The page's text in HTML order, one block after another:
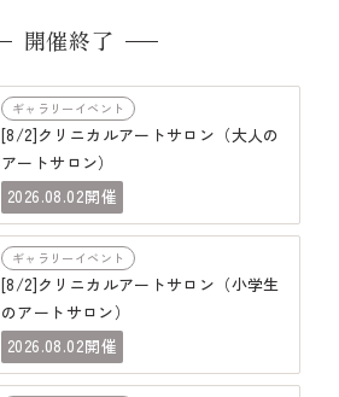
開催終了
ギャラリーイベント
[8/2]クリニカルアートサロン（大人の
アートサロン）
2026.08.02開催
ギャラリーイベント
[8/2]クリニカルアートサロン（小学生
のアートサロン）
2026.08.02開催